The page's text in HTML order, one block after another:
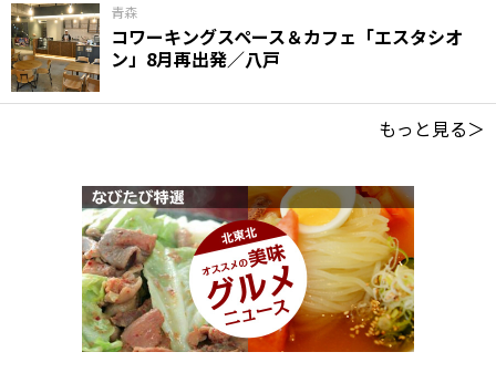
青森
コワーキングスペース＆カフェ「エスタシオ
ン」8月再出発／八戸
もっと見る＞